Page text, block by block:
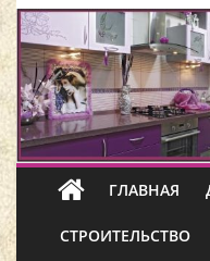
ГЛАВНАЯ
СТРОИТЕЛЬСТВО